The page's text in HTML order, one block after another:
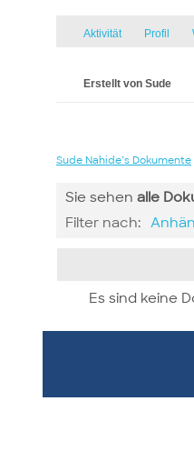
Aktivität Profil
Erstellt von Sude
Sude Nahide’s Dokumente
Sie sehen alle
Filter nach:
Es sind keine